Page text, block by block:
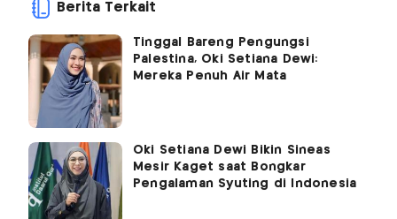
Berita Terkait
Tinggal Bareng Pengungsi
Palestina, Oki Setiana Dewi:
Mereka Penuh Air Mata
Oki Setiana Dewi Bikin Sineas
Mesir Kaget saat Bongkar
Pengalaman Syuting di Indonesia